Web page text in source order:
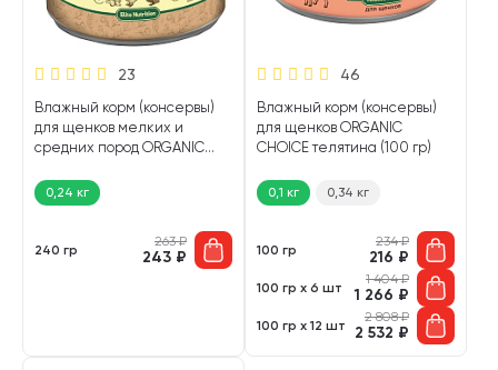
23
Влажный корм (консервы)
для щенков мелких и
средних пород ORGANIC
ягоды (240 гр)
0,24 кг
240 гр
263₽
243 ₽
46
Влажный корм (консервы)
для щенков ORGANIC
CHOICE телятина (100 гр)
0,1 кг 0,34 кг
100 гр
234₽
216 ₽
100 гр х 6 шт
1 404₽
1 266 ₽
100 гр х 12 шт
2 808₽
2 532 ₽